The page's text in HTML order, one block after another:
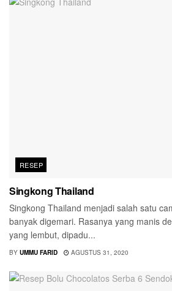
RESEP
Singkong Thailand
Singkong Thailand menjadi salah satu
banyak digemari. Rasanya yang manis
yang lembut, dipadu...
BY UMMU FARID AGUSTUS 31, 2020